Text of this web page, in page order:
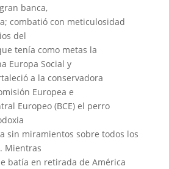
banca,
combatió con meticulosidad
del
tenía como metas la
Europa Social y
a la conservadora
Europea e
Europeo (BCE) el perro
sin miramientos sobre todos los
Mientras
batía en retirada de América